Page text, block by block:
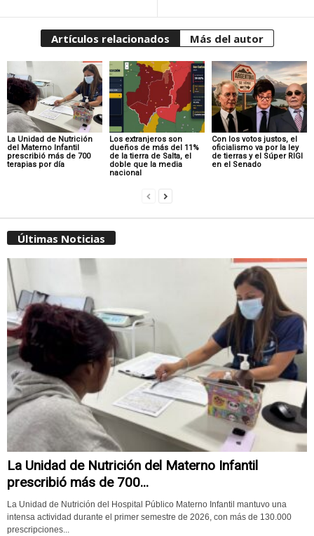
Artículos relacionados Más del autor
La Unidad de Nutrición
del Materno Infantil
prescribió más de 700
terapias por día
Los extranjeros son
dueños de más del 11%
de la tierra de Salta, el
doble que la media
nacional
Con los votos justos, el
oficialismo va por la ley
de tierras y el Súper RIGI
en el Senado
Últimas Noticias
La Unidad de Nutrición del Materno Infantil
prescribió más de 700...
La Unidad de Nutrición del Hospital Público Materno Infantil mantuvo una
intensa actividad durante el primer semestre de 2026, con más de 130.000
prescripciones...